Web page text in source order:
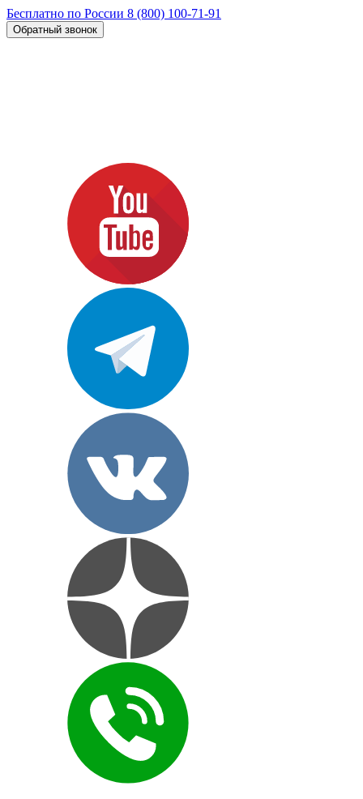
Бесплатно по России 8 (800) 100-71-91
Обратный звонок